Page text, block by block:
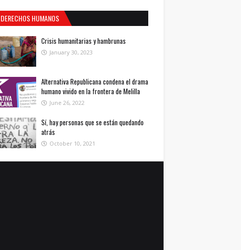
DERECHOS HUMANOS
Crisis humanitarias y hambrunas
January 30, 2023
Alternativa Republicana condena el drama
humano vivido en la frontera de Melilla
June 26, 2022
Sí, hay personas que se están quedando
atrás
October 10, 2021